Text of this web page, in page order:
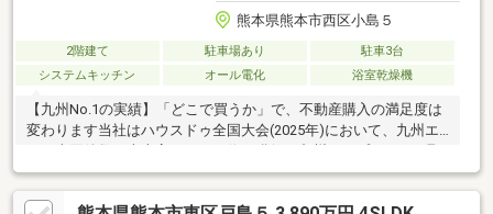
熊本県熊本市西区小島５
2階建て 駐車場あり
駐車3台
システムキッチン
オール電化 浴室乾燥機
【九州No.1の実績】「どこで買うか」で、不動産購入の満足度は
変わります当社はハウスドゥ全国大会(2025年)において、九州エ
引実績に裏打ちされた交渉力で、購入価格を最大限に抑えます
♪【内覧ツアー】熊本県全域の気になる物件を全て当社でまとめて